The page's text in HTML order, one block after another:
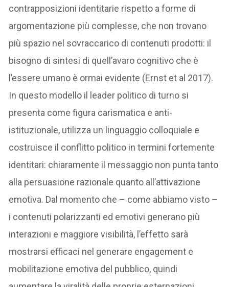
contrapposizioni identitarie rispetto a forme di
argomentazione più complesse, che non trovano
più spazio nel sovraccarico di contenuti prodotti: il
bisogno di sintesi di quell’avaro cognitivo che è
l’essere umano è ormai evidente (Ernst et al 2017).
In questo modello il leader politico di turno si
presenta come figura carismatica e anti-
istituzionale, utilizza un linguaggio colloquiale e
costruisce il conflitto politico in termini fortemente
identitari: chiaramente il messaggio non punta tanto
alla persuasione razionale quanto all’attivazione
emotiva. Dal momento che – come abbiamo visto –
i contenuti polarizzanti ed emotivi generano più
interazioni e maggiore visibilità, l’effetto sarà
mostrarsi efficaci nel generare engagement e
mobilitazione emotiva del pubblico, quindi